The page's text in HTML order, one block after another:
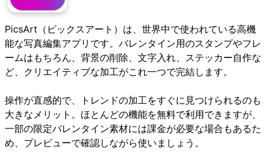
PicsArt（ピックスアート） は、世界中で使われている高機
能な写真編集アプリです。バレンタイン用のスタンプやフレ
ームはもちろん、背景の削除、文字入れ、ステッカー自作な
ど、クリエイティブな加工がこれ一つで完結します。
操作が直感的で、トレンドの加工をすぐに見つけられるのも
大きなメリット。ほとんどの機能を無料で利用できますが、
一部の限定バレンタイン素材には課金が必要な場合もあるた
め、プレビューで確認しながら使いましょう。